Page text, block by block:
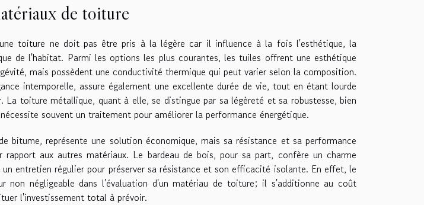
de toiture
toiture ne doit pas être pris à la légère car il influence à la fois l'esthétique, la
de l'habitat. Parmi les options les plus courantes, les tuiles offrent une esthétique
mais possèdent une conductivité thermique qui peut varier selon la composition.
intemporelle, assure également une excellente durée de vie, tout en étant lourde
La toiture métallique, quant à elle, se distingue par sa légèreté et sa robustesse, bien
souvent un traitement pour améliorer la performance énergétique.
bitume, représente une solution économique, mais sa résistance et sa performance
rapport aux autres matériaux. Le bardeau de bois, pour sa part, confère un charme
entretien régulier pour préserver sa résistance et son efficacité isolante. En effet, le
non négligeable dans l'évaluation d'un matériau de toiture; il s'additionne au coût
l'investissement total à prévoir.